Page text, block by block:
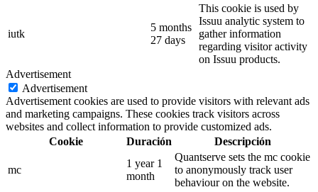
iutk
5 months
27 days
This cookie is used by
Issuu analytic system to
gather information
regarding visitor activity
on Issuu products.
Advertisement
Advertisement
Advertisement cookies are used to provide visitors with relevant ads
and marketing campaigns. These cookies track visitors across
websites and collect information to provide customized ads.
Cookie
Duración Descripción
mc
1 year 1
month
Quantserve sets the mc cookie
to anonymously track user
behaviour on the website.